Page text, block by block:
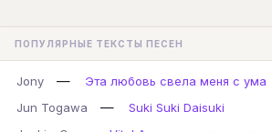
H I J K L M
Q R S T U V
ПОПУЛЯРНЫЕ ТЕКСТЫ ПЕСЕН
Jony —
Эта любовь свела меня с ума
Jun Togawa
—
Suki Suki Daisuki